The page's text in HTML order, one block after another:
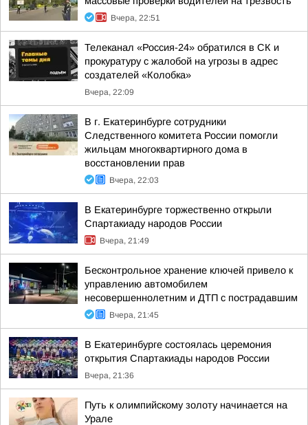
Вчера, 22:51
Телеканал «Россия-24» обратился в СК и
прокуратуру с жалобой на угрозы в адрес
создателей «Колобка»
Вчера, 22:09
В г. Екатеринбурге сотрудники
Следственного комитета России помогли
жильцам многоквартирного дома в
восстановлении прав
Вчера, 22:03
В Екатеринбурге торжественно открыли
Спартакиаду народов России
Вчера, 21:49
Бесконтрольное хранение ключей привело к
управлению автомобилем
несовершеннолетним и ДТП с пострадавшим
Вчера, 21:45
В Екатеринбурге состоялась церемония
открытия Спартакиады народов России
Вчера, 21:36
Путь к олимпийскому золоту начинается на
Урале